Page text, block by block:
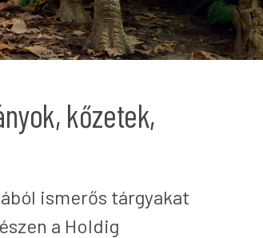
kőzetek,
ismerős tárgyakat
a Holdig